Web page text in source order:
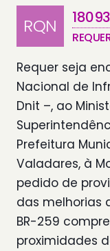
RQN 18093
Requer seja
Nacional de
Dnit –, ao
Prefeitura
Valadares, à
pedido de
das melhorias
BR-259
proximidades